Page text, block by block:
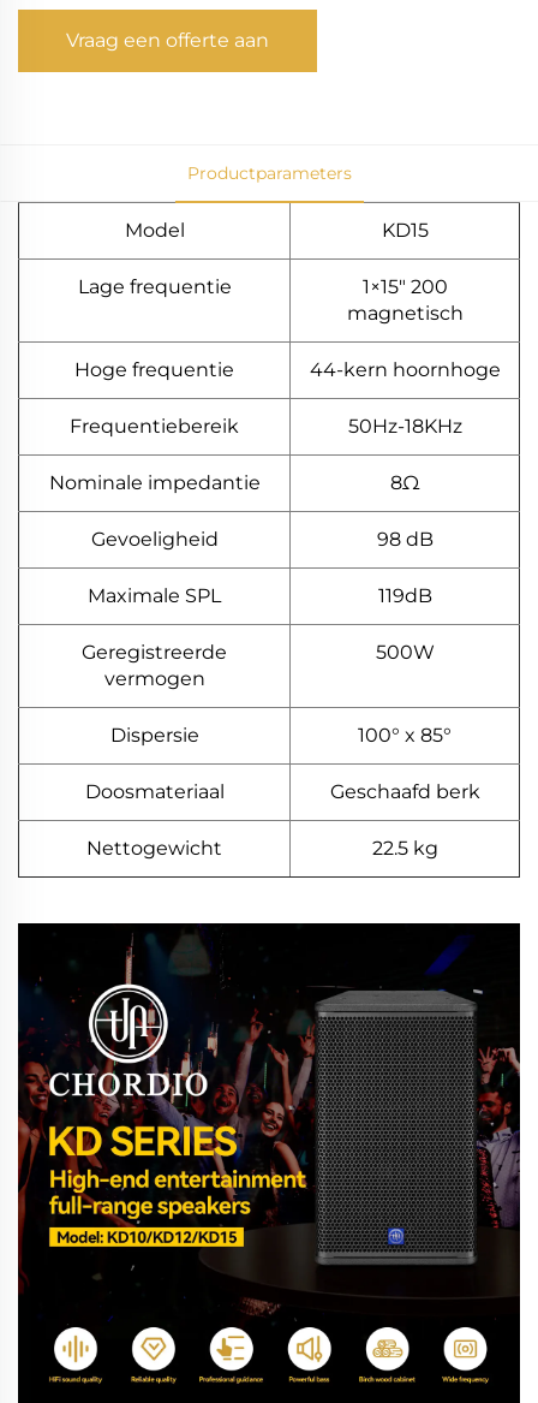
Vraag een offerte aan
Productparameters
Model KD15
Lage frequentie
1×15" 200
magnetisch
Hoge frequentie 44-kern hoornhoge
Frequentiebereik 50Hz-18KHz
Nominale impedantie 8Ω
Gevoeligheid 98 dB
Maximale SPL 119dB
Geregistreerde
vermogen
500W
Dispersie 100° x 85°
Doosmateriaal Geschaafd berk
Nettogewicht 22.5 kg